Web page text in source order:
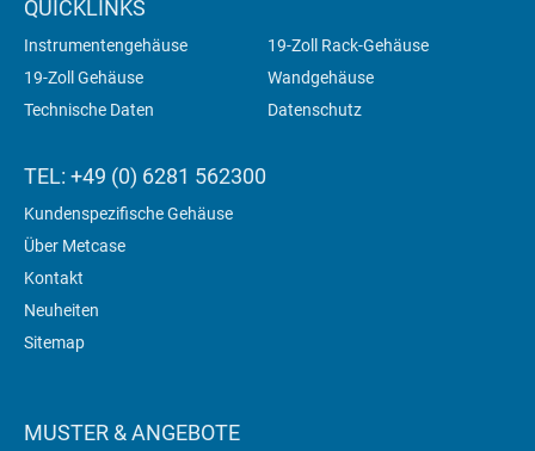
QUICKLINKS
Instrumentengehäuse
19-Zoll Rack-Gehäuse
19-Zoll Gehäuse
Wandgehäuse
Technische Daten
Datenschutz
TEL: +49 (0) 6281 562300
Kundenspezifische Gehäuse
Über Metcase
Kontakt
Neuheiten
Sitemap
MUSTER & ANGEBOTE